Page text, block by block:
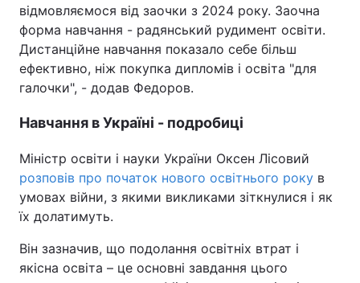
відмовляємося від заочки з 2024 року. Заочна
форма навчання - радянський рудимент освіти.
Дистанційне навчання показало себе більш
ефективно, ніж покупка дипломів і освіта "для
галочки", - додав Федоров.
Навчання в Україні - подробиці
Міністр освіти і науки України Оксен Лісовий
розповів про початок нового освітнього року в
умовах війни, з якими викликами зіткнулися і як
їх долатимуть.
Він зазначив, що подолання освітніх втрат і
якісна освіта – це основні завдання цього